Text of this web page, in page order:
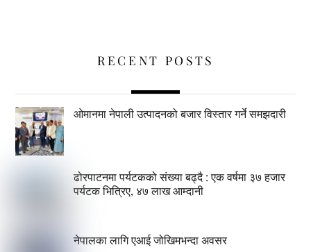
RECENT POSTS
ओमानमा नेपाली उत्पादनको बजार विस्तार गर्ने समझदारी
ढोरपाटनमा पर्यटकको संख्या बढ्दै : एक वर्षमा ३७ हजार
पर्यटक भित्रिए, ४७ लाख आम्दानी
नेपालका लागि एआई जोखिमभन्दा अवसर